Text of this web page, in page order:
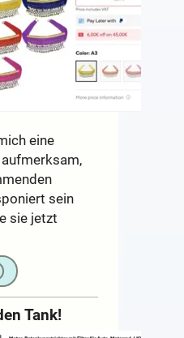
eine
sein
sie jetzt
Tank!